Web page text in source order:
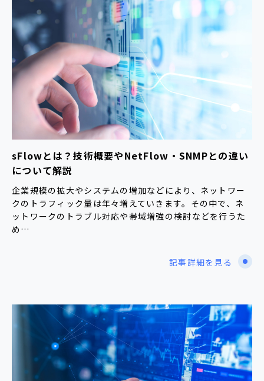
sFlowとは？技術概要やNetFlow・SNMPとの違い
について解説
企業規模の拡大やシステムの増加などにより、ネットワー
クのトラフィック量は年々増えていきます。その中で、ネ
ットワークのトラブル対応や帯域増強の検討などを行うた
め…
記事詳細を見る